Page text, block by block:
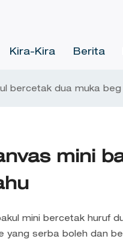
Kira-Kira Berita
bercetak dua muka beg
mini
mini bercetak huruf
yang serba boleh dan